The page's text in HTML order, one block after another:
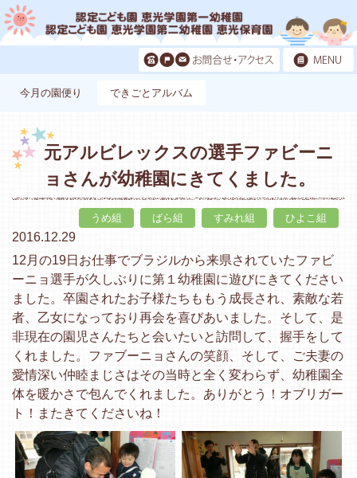
今月の園便り できごとアルバム
元アルビレックスの選手ファビーニ
ョさんが幼稚園にきてくました。
うめ組 ばら組 すみれ組 ひよこ組
2016.12.29
12月の19日お仕事でブラジルから来県されていたファビ
ーニョ選手が久しぶりに第１幼稚園に遊びにきてください
ました。卒園されたお子様たちももう成長され、素敵な若
者、乙女になっており再会を喜びあいました。そして、是
非現在の園児さんたちと会いたいと訪問して、握手をして
くれました。ファブーニョさんの笑顔、そして、ご夫妻の
愛情深い仲睦まじさはその当時と全く変わらず、幼稚園全
体を暖かさで包んでくれました。ありがとう！オブリガー
ト！またきてくださいね！